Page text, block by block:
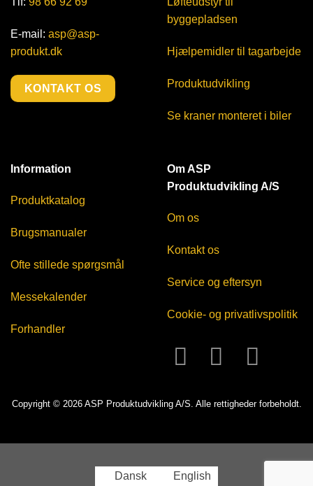
E-mail: asp@asp-
produkt.dk
KONTAKT OS
byggepladsen
Hjælpemidler til tagarbejde
Produktudvikling
Se kraner monteret i biler
Information
Produktkatalog
Brugsmanualer
Ofte stillede spørgsmål
Messekalender
Forhandler
Om ASP
Produktudvikling A/S
Om os
Kontakt os
Service og eftersyn
Cookie- og privatlivspolitik
Copyright © 2026 ASP Produktudvikling A/S. Alle rettigheder forbeholdt.
Dansk English